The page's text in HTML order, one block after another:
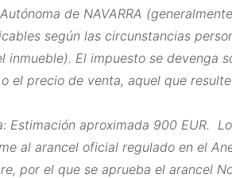
de NAVARRA
según las circunstancias
inmueble). El impuesto se devenga
el precio de venta, aquel que
Estimación aproximada 900 EUR.
al arancel oficial regulado en el
por el que se aprueba el arancel